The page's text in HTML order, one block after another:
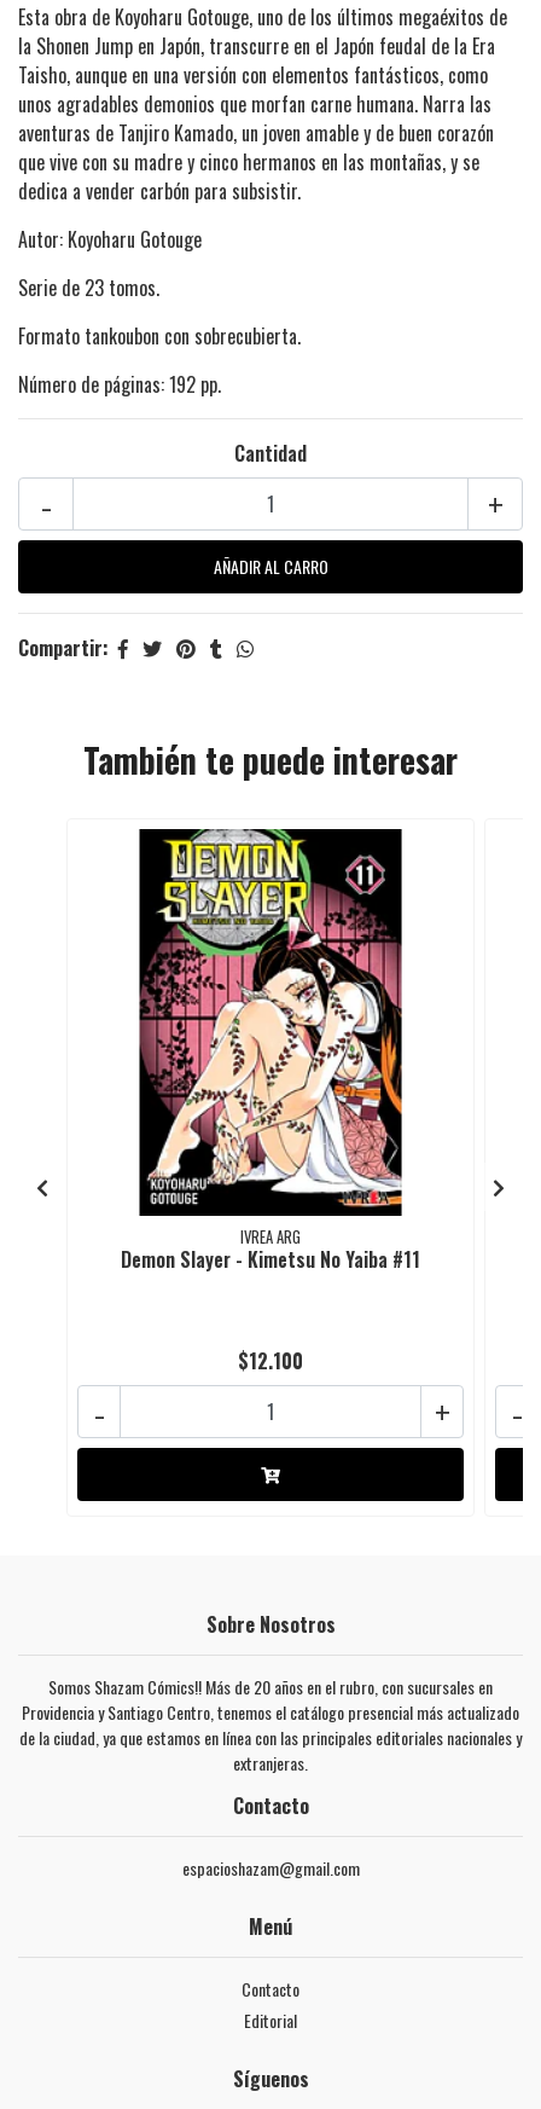
Esta obra de Koyoharu Gotouge, uno de los últimos megaéxitos de
la Shonen Jump en Japón, transcurre en el Japón feudal de la Era
Taisho, aunque en una versión con elementos fantásticos, como
unos agradables demonios que morfan carne humana. Narra las
aventuras de Tanjiro Kamado, un joven amable y de buen corazón
que vive con su madre y cinco hermanos en las montañas, y se
dedica a vender carbón para subsistir.
Autor: Koyoharu Gotouge
Serie de 23 tomos.
Formato tankoubon con sobrecubierta.
Número de páginas: 192 pp.
Cantidad
+
-
Compartir:
También te puede interesar
IVREA ARG
Demon Slayer - Kimetsu No Yaiba #11
$12.100
+
- -
Sobre Nosotros
Somos Shazam Cómics!! Más de 20 años en el rubro, con sucursales en
Providencia y Santiago Centro, tenemos el catálogo presencial más actualizado
de la ciudad, ya que estamos en línea con las principales editoriales nacionales y
extranjeras.
Contacto
espacioshazam@gmail.com
Menú
Contacto
Editorial
Síguenos